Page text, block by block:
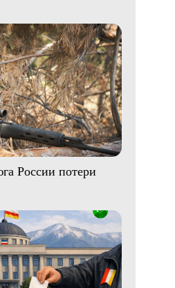
России потери